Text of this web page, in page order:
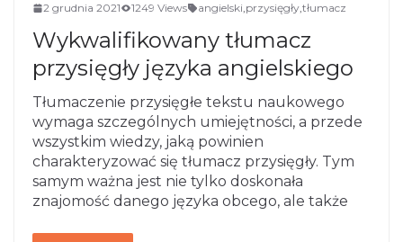
2 grudnia 2021 1249 Views angielski przysięgły tłumacz
Wykwalifikowany tłumacz
przysięgły języka angielskiego
Tłumaczenie przysięgłe tekstu naukowego
wymaga szczególnych umiejętności, a przede
wszystkim wiedzy, jaką powinien
charakteryzować się tłumacz przysięgły. Tym
samym ważna jest nie tylko doskonała
znajomość danego języka obcego, ale także